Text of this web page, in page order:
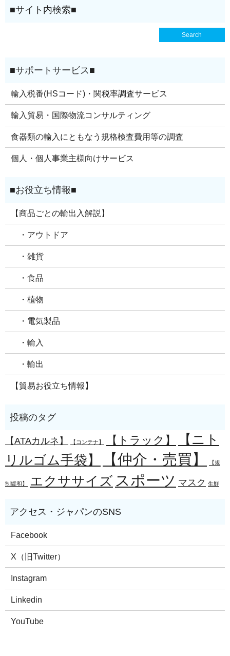
輸入税番(HSコード)・関税率調査サービス
輸入貿易・国際物流コンサルティング
食器類の輸入にともなう規格検査費用等の調査
個人・個人事業主様向けサービス
【商品ごとの輸出入解説】
・アウトドア
・雑貨
・食品
・植物
・電気製品
・輸入
・輸出
【貿易お役立ち情報】
【ATAカルネ】 【コンテナ】 【トラック】
【ニト
リルゴム手袋】
【仲介・売買】 【規
制緩和】 エクササイズ スポーツ マスク 生鮮
Facebook
X（旧Twitter）
Instagram
Linkedin
YouTube